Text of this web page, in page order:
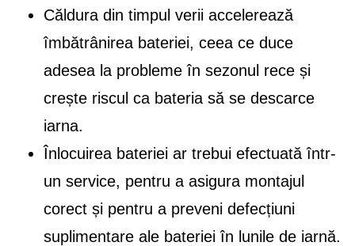
Căldura din timpul verii accelerează
îmbătrânirea bateriei, ceea ce duce
adesea la probleme în sezonul rece și
crește riscul ca bateria să se descarce
iarna.
Înlocuirea bateriei ar trebui efectuată într-
un service, pentru a asigura montajul
corect și pentru a preveni defecțiuni
suplimentare ale bateriei în lunile de iarnă.